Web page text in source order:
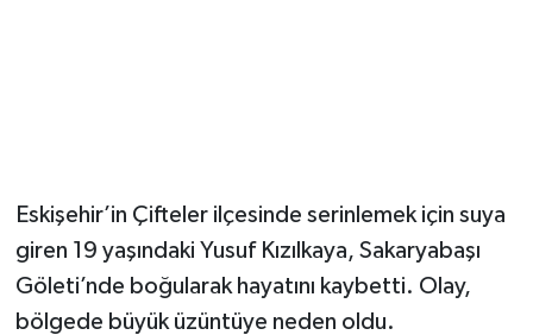
Eskişehir’in Çifteler ilçesinde serinlemek için suya
giren 19 yaşındaki Yusuf Kızılkaya, Sakaryabaşı
Göleti’nde boğularak hayatını kaybetti. Olay,
bölgede büyük üzüntüye neden oldu.
Siyaset